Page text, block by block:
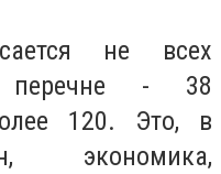
не всех
перечне - 38
120. Это, в
экономика,